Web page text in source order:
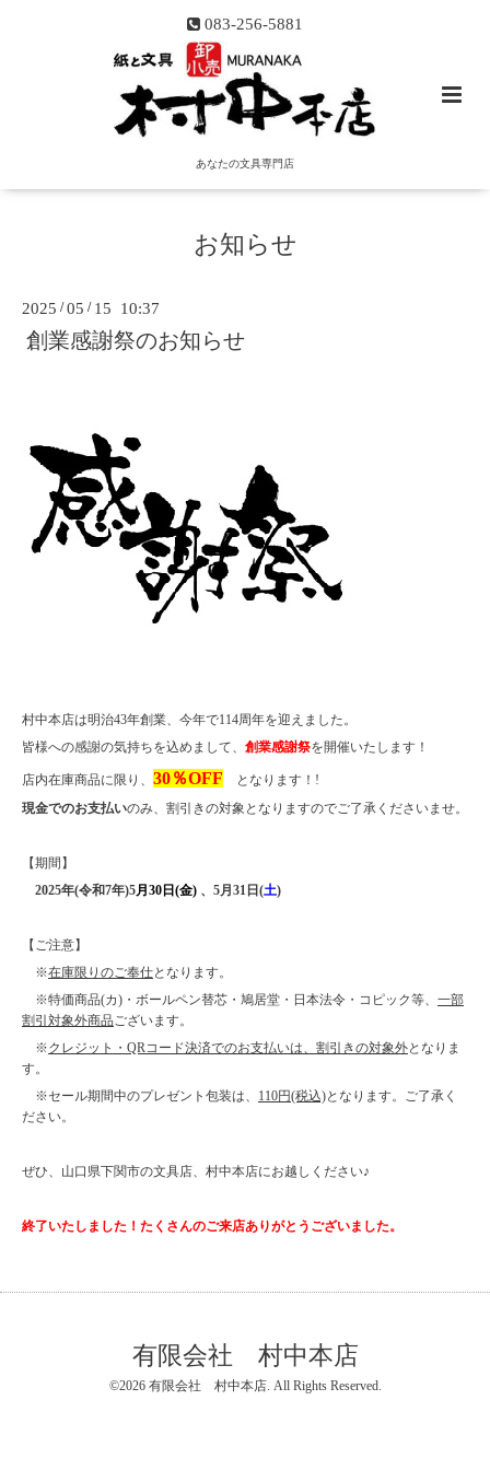
083-256-5881
あなたの文具専門店
お知らせ
2025 /05 / 15 10:37
創業感謝祭のお知らせ
村中本店は明治43年創業、今年で114周年を迎えました。
皆様への感謝の気持ちを込めまして、 創業感謝祭を開催いたします！
店内在庫商品に限り、 30％OFF となります！!
現金でのお支払いのみ、割引きの対象となりますのでご了承くださいませ。
【期間】
2025年(令和7年)5月30日(金) 、 5月31日(土)
【ご注意】
※在庫限りのご奉仕となります。
※特価商品(カ)・ボールペン替芯・鳩居堂・日本法令・コピック等、 一部
割引対象外商品ございます。
※クレジット・QRコード決済でのお支払いは、割引きの対象外となりま
す。
※セール期間中のプレゼント包装は、 110円(税込)となります。ご了承く
ださい。
ぜひ、山口県下関市の文具店、村中本店にお越しください♪
終了いたしました！たくさんのご来店ありがとうございました。
有限会社 村中本店
©2026 有限会社 村中本店. All Rights Reserved.